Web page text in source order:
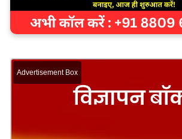
Advertisement Box